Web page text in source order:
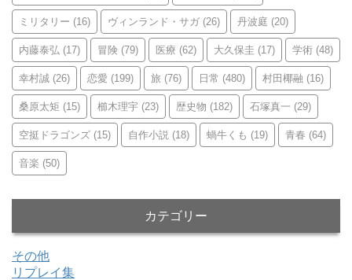
ミリタリー (16) ヴィンランド・サガ (26) 丹波庭 (20)
内藤泰弘 (17) 冒険 (79) 医療 (62) 大久保圭 (17) 学術 (48)
幸村誠 (26) 恋愛 (199) 旅 (76) 日常 (480) 村田椰融 (16)
桑原太矩 (15) 櫛木理宇 (23) 歴史物 (182) 石塚真一 (29)
空挺ドラゴンズ (15) 自作小説 (18) 蝸牛くも (19) 青春 (64)
音楽 (50)
カテゴリー
その他
リプレイ集